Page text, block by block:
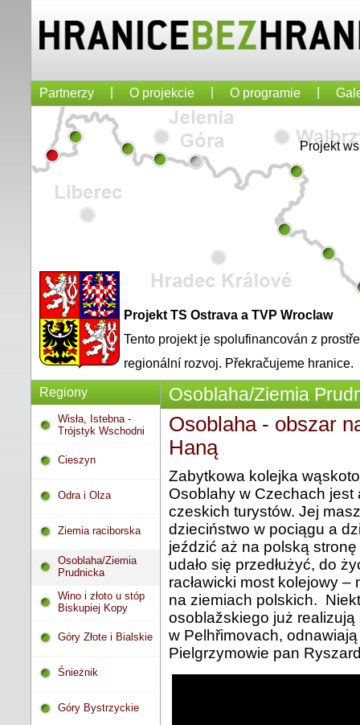
Partnerzy O projekcie O programie
Projekt
Projekt TS Ostrava a TVP Wroclaw
Tento projekt je spolufinancován z
regionální rozvoj. Překračujeme hranice.
Regiony
Wisła, Istebna -
Trójstyk Wschodni
Cieszyn
Odra i Olza
Ziemia raciborska
Osoblaha/Ziemia
Prudnicka
Wino i złoto u stóp
Biskupiej Kopy
Góry Złote i Bialskie
Śnieżnik
Góry Bystrzyckie
Osoblaha/Ziemia
Osoblaha - obszar
Haną
Zabytkowa kolejka
Osoblahy w Czechach
czeskich turystów. Jej
dzieciństwo w pociągu a
jeździć aż na polską
udało się przedłużyć, do
racławicki most kolejowy –
na ziemiach polskich.
osoblažskiego już
w Pelhřimovach,
Pielgrzymowie pan